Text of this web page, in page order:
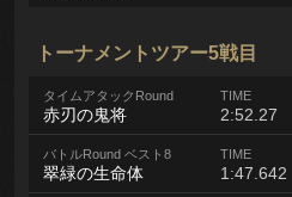
トーナメントツアー5戦目
タイムアタックRound
赤刃の鬼将
TIME
2:52.27
バトルRound ベスト8
翠緑の生命体
TIME
1:47.642